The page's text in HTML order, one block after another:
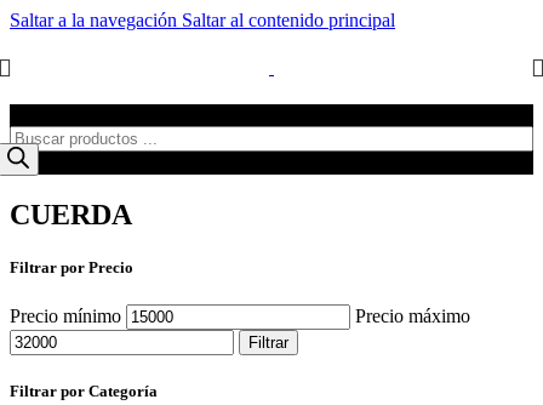
Saltar a la navegación Saltar al contenido principal
CUERDA
Filtrar por Precio
Precio mínimo Precio máximo
Filtrar
Filtrar por Categoría